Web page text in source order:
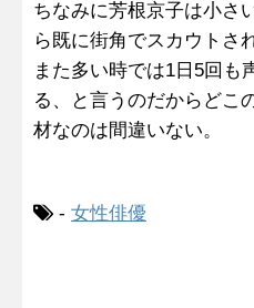
ちなみに芳根京子は小さ
ら既に街角でスカウトさ
また多い時では1日5回も
る、と言うのだからどこ
材なのは間違いない。
- 女性俳優